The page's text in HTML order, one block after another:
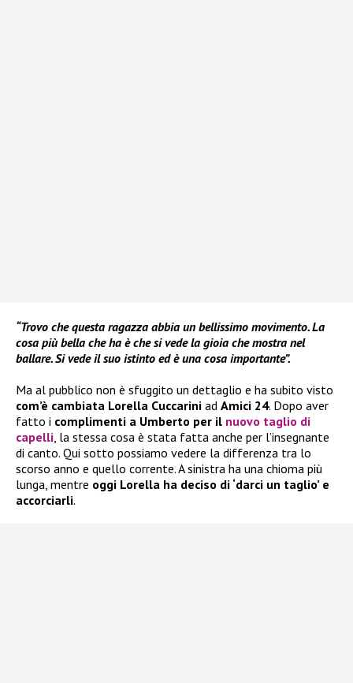
“Trovo che questa ragazza abbia un bellissimo movimento. La
cosa più bella che ha è che si vede la gioia che mostra nel
ballare. Si vede il suo istinto ed è una cosa importante”.
Ma al pubblico non è sfuggito un dettaglio e ha subito visto
com’è cambiata Lorella Cuccarini ad Amici 24. Dopo aver
fatto i complimenti a Umberto per il nuovo taglio di
capelli, la stessa cosa è stata fatta anche per l’insegnante
di canto. Qui sotto possiamo vedere la differenza tra lo
scorso anno e quello corrente. A sinistra ha una chioma più
lunga, mentre oggi Lorella ha deciso di ‘darci un taglio’ e
accorciarli.